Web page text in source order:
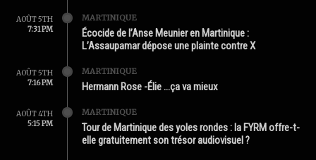
AOÛT 5TH
7:31 PM
MARTINIQUE
Écocide de l’Anse Meunier en Martinique :
L’Assaupamar dépose une plainte contre X
AOÛT 5TH
7:16 PM
MARTINIQUE
Hermann Rose -Élie …ça va mieux
AOÛT 4TH
5:15 PM
MARTINIQUE
Tour de Martinique des yoles rondes : la FYRM offre-t-
elle gratuitement son trésor audiovisuel ?